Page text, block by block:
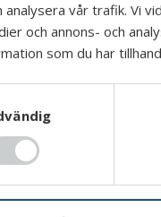
analysera vår trafik. Vi
och annons- och
som du har
under
stabilitet,